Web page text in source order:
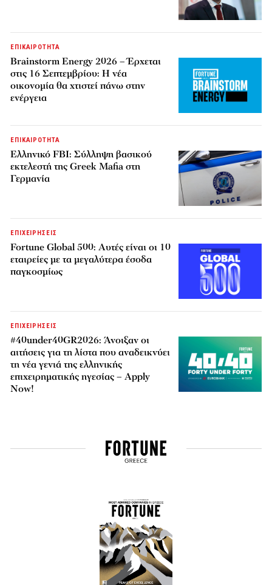
ΕΠΙΚΑΙΡΟΤΗΤΑ
Brainstorm Energy 2026 – Έρχεται
στις 16 Σεπτεμβρίου: Η νέα
οικονομία θα χτιστεί πάνω στην
ενέργεια
ΕΠΙΚΑΙΡΟΤΗΤΑ
Ελληνικό FBI: Σύλληψη βασικού
εκτελεστή της Greek Mafia στη
Γερμανία
ΕΠΙΧΕΙΡΗΣΕΙΣ
Fortune Global 500: Αυτές είναι οι 10
εταιρείες με τα μεγαλύτερα έσοδα
παγκοσμίως
ΕΠΙΧΕΙΡΗΣΕΙΣ
#40under40GR2026: Άνοιξαν οι
αιτήσεις για τη λίστα που αναδεικνύει
τη νέα γενιά της ελληνικής
επιχειρηματικής ηγεσίας – Apply
Now!